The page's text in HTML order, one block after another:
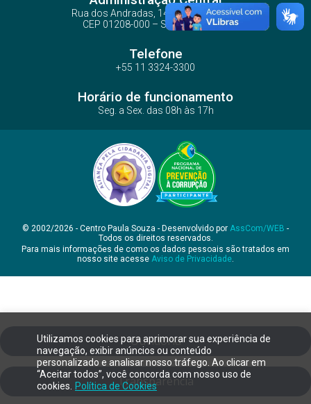
Utilizamos cookies para aprimorar sua experiência de
navegação, exibir anúncios ou conteúdo
personalizado e analisar nosso tráfego. Ao clicar em
“Aceitar todos”, você concorda com nosso uso de
cookies.
Política de Cookies
Rua dos Andradas, 140 - Santa Ifigênia
CEP 01208-000 – São Paulo – SP
Telefone
+55 11 3324-3300
Horário de funcionamento
Seg. a Sex. das 08h às 17h
© 2002/2026 - Centro Paula Souza - Desenvolvido por AssCom/WEB -
Todos os direitos reservados.
Para mais informações de como os dados pessoais são tratados em
nosso site acesse Aviso de Privacidade.
Ouvidoria
Transparência